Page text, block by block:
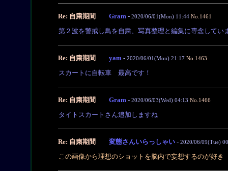
Re: 自粛期間 Gram - 2020/06/01(Mon) 11:44 No.1461
第２波を警戒し鳥を自粛、写真整理と編集に専念してい
Re: 自粛期間 yam - 2020/06/01(Mon) 21:17 No.1463
スカートに自転車 最高です！
Re: 自粛期間 Gram - 2020/06/03(Wed) 04:13 No.1466
タイトスカートさん追加しますね
Re: 自粛期間 変態さんいらっしゃい - 2020/06/09(Tue)
この画像から理想のショットを脳内で妄想するのが好き